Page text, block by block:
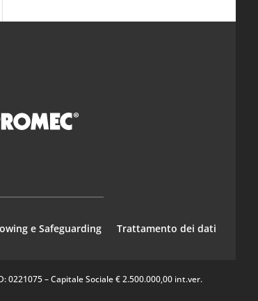
e Safeguarding Trattamento dei dati
0221075 – Capitale Sociale € 2.500.000,00 int.ver.